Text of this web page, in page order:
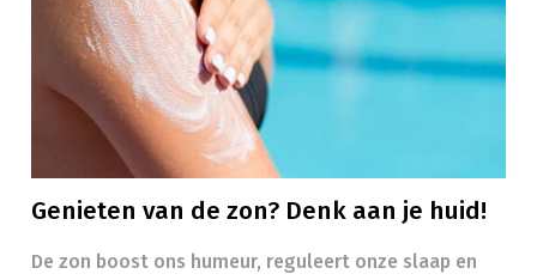
Genieten van de zon? Denk aan je huid!
​​De zon boost ons humeur, reguleert onze slaap en